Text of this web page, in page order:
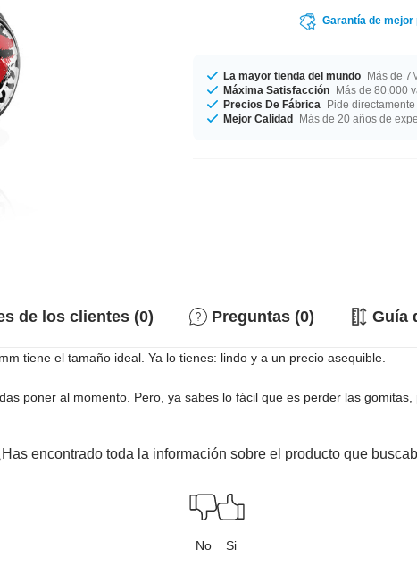
Garantía de
La mayor tienda del mundo Más de
Máxima Satisfacción Más de 80.000
Precios De Fábrica
Pide
Mejor Calidad Más de 20 años de
de los clientes (0) Preguntas (0) Guía
tiene el tamaño ideal. Ya lo tienes: lindo y a un precio asequible.
poner al momento. Pero, ya sabes lo fácil que es perder las
encontrado toda la información sobre el producto que
No Si